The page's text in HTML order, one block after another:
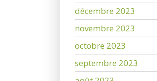
décembre 2023
novembre 2023
octobre 2023
septembre 2023